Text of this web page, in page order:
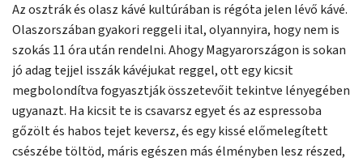
Az osztrák és olasz kávé kultúrában is régóta jelen lévő kávé.
Olaszorszában gyakori reggeli ital, olyannyira, hogy nem is
szokás 11 óra után rendelni. Ahogy Magyarországon is sokan
jó adag tejjel isszák kávéjukat reggel, ott egy kicsit
megbolondítva fogyasztják összetevőit tekintve lényegében
ugyanazt. Ha kicsit te is csavarsz egyet és az espressoba
gőzölt és habos tejet keversz, és egy kissé előmelegített
csészébe töltöd, máris egészen más élményben lesz részed,